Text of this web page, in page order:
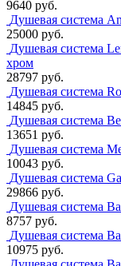
9640 руб.
Душевая система
25000 руб.
Душевая система
хром
28797 руб.
Душевая система
14845 руб.
Душевая система
13651 руб.
Душевая система
10043 руб.
Душевая система
29866 руб.
Душевая система
8757 руб.
Душевая система
10975 руб.